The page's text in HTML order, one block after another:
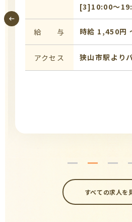
[3]10:00〜
給 与 時給 1,450円
アクセス 狭山市駅より
すべての求人を